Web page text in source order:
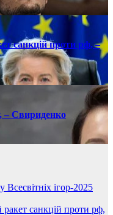
санкцій проти рф, –
– Свириденко
Всесвітніх ігор-2025
санкцій проти рф,